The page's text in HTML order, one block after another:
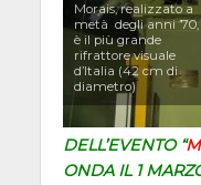
Morais, realizzato a
metà degli anni ’70,
è il più grande
rifrattore visuale
d’Italia (42 cm di
diametro)
DELL’EVENTO “
ONDA IL 1